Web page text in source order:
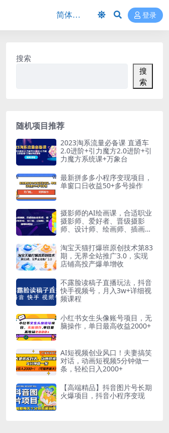
登录
搜索
搜
索
随机项目推荐
2023淘系流量必备课 直通车
2.0进阶+引力魔方2.0进阶+引
力魔方系统课+万象台
最新拼多多小程序变现项目，
单窗口日收益50+多号操作
摄影师的AI绘画课，合适职业
摄影师、爱好者、晋级摄影
师、设计师、绘画师、插画师
淘宝天猫打爆班原创技术第83
期，无界全站推广3.0，实现
店铺高投产爆单增收
不露脸读稿子直播玩法，抖音
快手视频号，月入3w+详细视
频课程
小红书女生头像账号项目，无
脑操作，单日最高收益2000+
AI短视频创业风口！夫妻搞笑
对话，动画短视频5分钟做一
条，轻松日入2000+
【高端精品】抖音图片号长期
火爆项目，抖音小程序变现